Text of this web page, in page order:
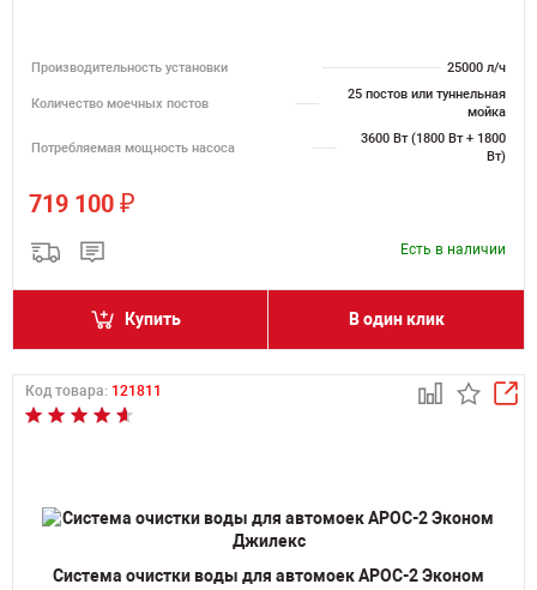
Производительность установки 25000 л/ч
Количество моечных постов
25 постов или туннельная
мойка
Потребляемая мощность насоса
3600 Вт (1800 Вт + 1800
Вт)
719 100 ₽
Есть в наличии
Купить В один клик
Код товара: 121811
Система очистки воды для автомоек АРОС-2 Эконом